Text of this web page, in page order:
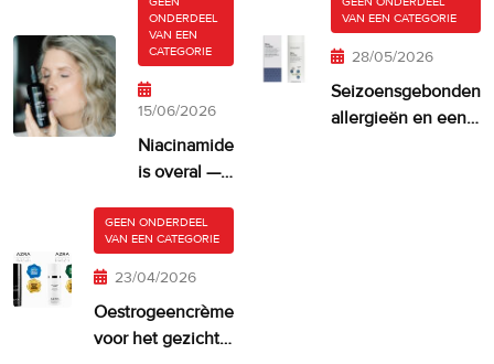
ONDERDEEL
VAN EEN
CATEGORIE
15/06/2026
Niacinamide
is overal —
je huid er
misschien
te veel van?
VAN EEN CATEGORIE
28/05/2026
Seizoensgebonden
allergieën en een
GEEN ONDERDEEL
VAN EEN CATEGORIE
23/04/2026
Oestrogeencrème
voor het gezicht: